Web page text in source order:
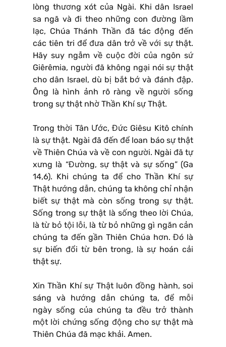
lòng thương xót của Ngài. Khi dân Israel
sa ngã và đi theo những con đường lầm
lạc, Chúa Thánh Thần đã tác động đến
các tiên tri để đưa dân trở về với sự thật.
Hãy suy ngẫm về cuộc đời của ngôn sứ
Giêrêmia, người đã không ngại nói sự thật
cho dân Israel, dù bị bắt bớ và đánh đập.
Ông là hình ảnh rõ ràng về người sống
trong sự thật nhờ Thần Khí sự Thật.
Trong thời Tân Ước, Đức Giêsu Kitô chính
là sự thật. Ngài đã đến để loan báo sự thật
về Thiên Chúa và về con người. Ngài đã tự
xưng là “Đường, sự thật và sự sống” (Ga
14,6). Khi chúng ta để cho Thần Khí sự
Thật hướng dẫn, chúng ta không chỉ nhận
biết sự thật mà còn sống trong sự thật.
Sống trong sự thật là sống theo lời Chúa,
là từ bỏ tội lỗi, là từ bỏ những gì ngăn cản
chúng ta đến gần Thiên Chúa hơn. Đó là
sự biến đổi từ bên trong, là sự hoán cải
thật sự.
Xin Thần Khí sự Thật luôn đồng hành, soi
sáng và hướng dẫn chúng ta, để mỗi
ngày sống của chúng ta đều trở thành
một lời chứng sống động cho sự thật mà
Thiên Chúa đã mạc khải. Amen.